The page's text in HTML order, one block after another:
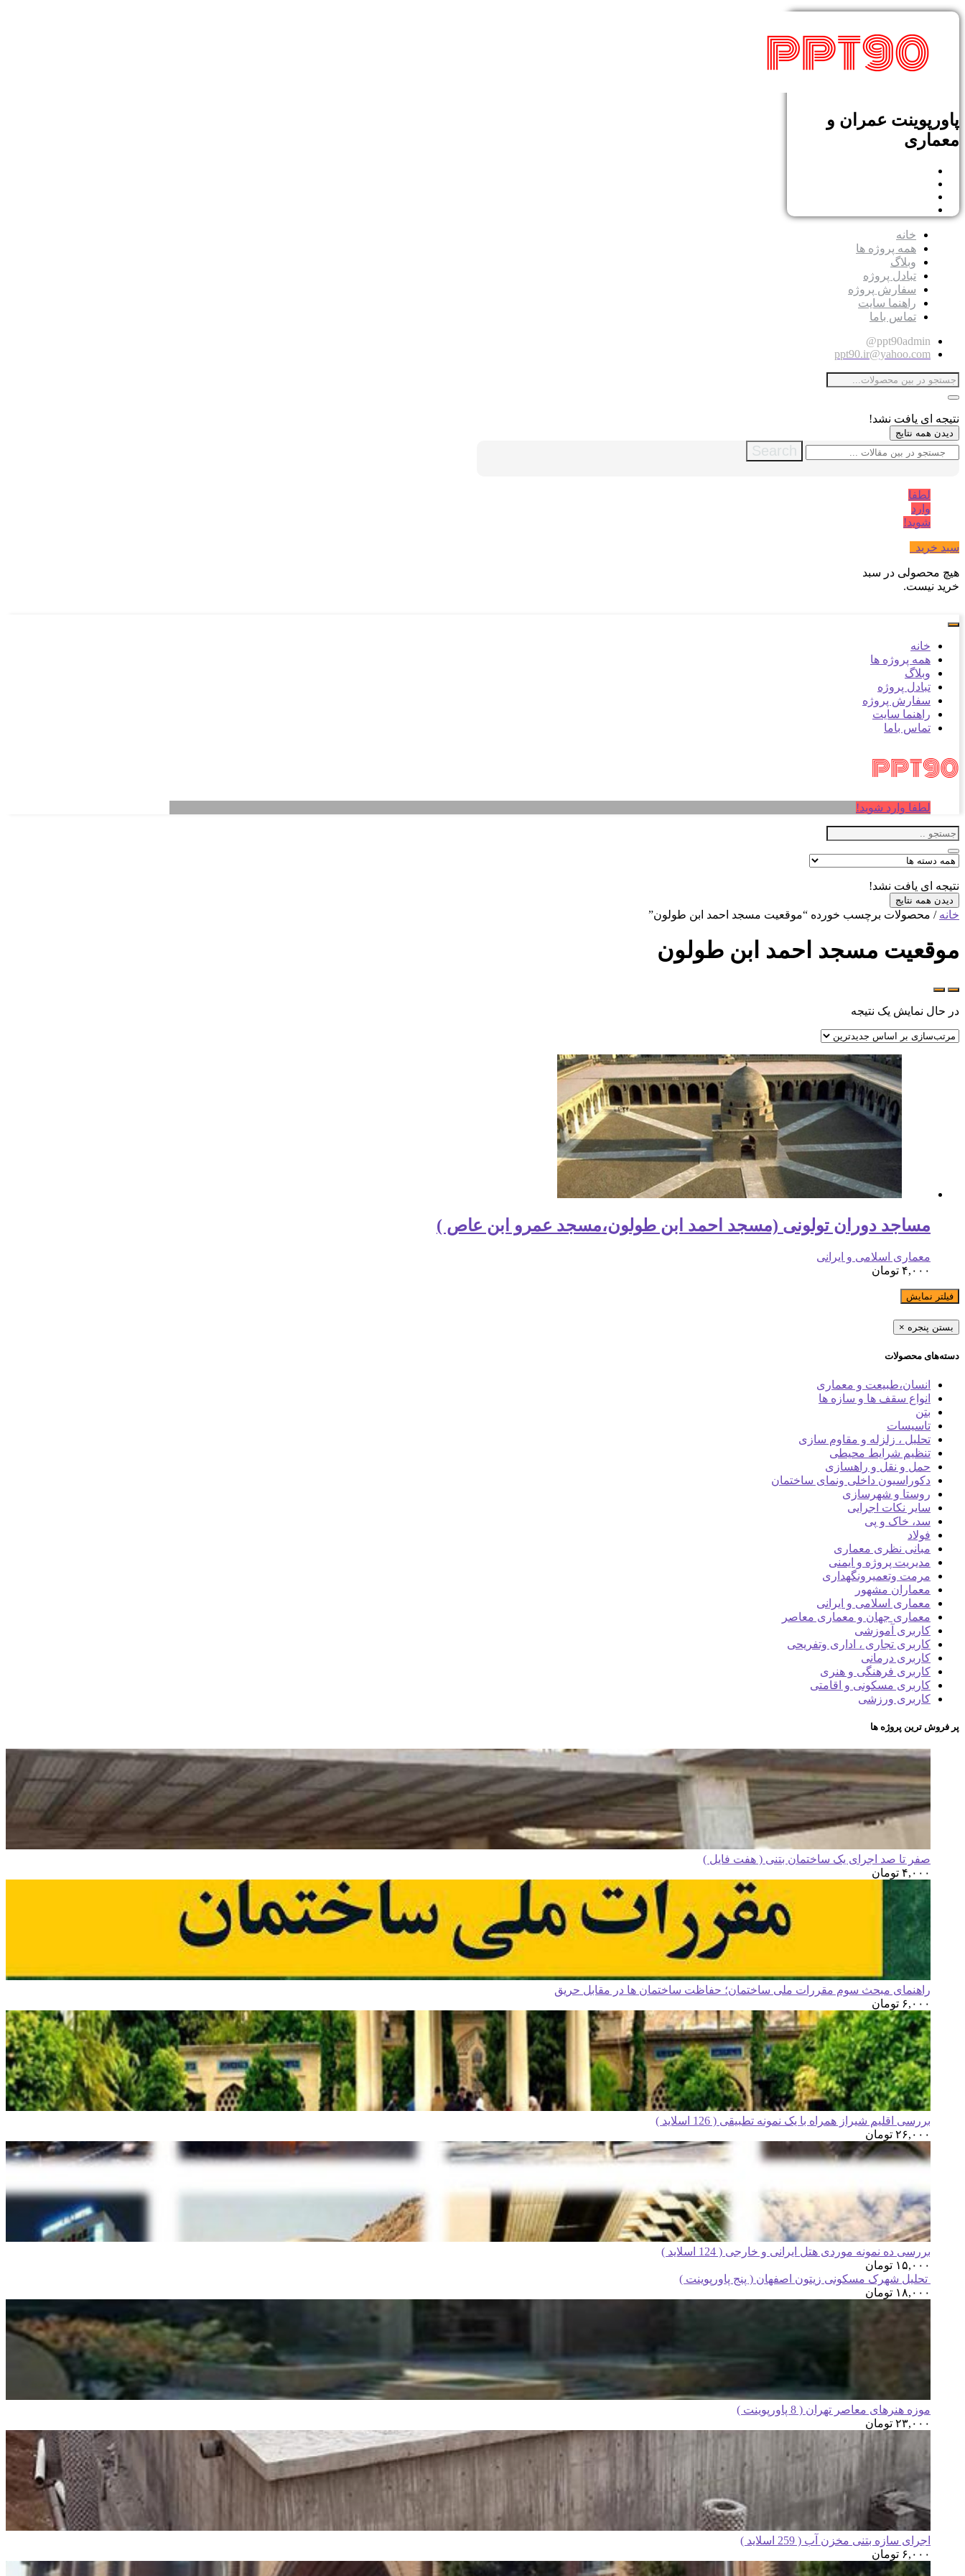
پاورپوینت عمران و
معماری
خانه
همه پروژه ها
وبلاگ
تبادل پروژه
سفارش پروژه
راهنما سایت
تماس باما
ppt90admin@
ppt90.ir@yahoo.com
نتیجه ای یافت نشد!
دیدن همه نتایج
Search
لطفا
وارد
شوید!
سبد خرید
هیچ محصولی در سبد
خرید نیست.
خانه
همه پروژه ها
وبلاگ
تبادل پروژه
سفارش پروژه
راهنما سایت
تماس باما
لطفا وارد شوید!
نتیجه ای یافت نشد!
دیدن همه نتایج
خانه / محصولات برچسب خورده “موقعیت مسجد احمد ابن طولون”
موقعیت مسجد احمد ابن طولون
در حال نمایش یک نتیجه
مساجد دوران تولونی (مسجد احمد ابن طولون،مسجد عمرو ابن عاص )
معماری اسلامی و ایرانی
۴,۰۰۰ تومان
فیلتر نمایش
بستن پنجره ×
دسته‌های محصولات
انسان،طبیعت و معماری
انواع سقف ها و سازه ها
بتن
تاسیسات
تحلیل ، زلزله و مقاوم سازی
تنظیم شرایط محیطی
حمل و نقل و راهسازی
دکوراسیون داخلی ونمای ساختمان
روستا و شهرسازی
سایر نکات اجرایی
سد، خاک و پی
فولاد
مبانی نظری معماری
مدیریت پروژه و ایمنی
مرمت وتعمیرونگهداری
معماران مشهور
معماری اسلامی و ایرانی
معماری جهان و معماری معاصر
کاربری آموزشی
کاربری تجاری ، اداری وتفریحی
کاربری درمانی
کاربری فرهنگی و هنری
کاربری مسکونی و اقامتی
کاربری ورزشی
پر فروش ترین پروژه ها
صفر تا صد اجرای یک ساختمان بتنی ( هفت فایل )
۴,۰۰۰ تومان
راهنمای مبحث سوم مقررات ملی ساختمان؛ حفاظت ساختمان ها در مقابل حریق
۶,۰۰۰ تومان
بررسی اقلیم شیراز همراه با یک نمونه تطبیقی ( 126 اسلاید )
۲۶,۰۰۰ تومان
بررسی ده نمونه موردی هتل ایرانی و خارجی ( 124 اسلاید )
۱۵,۰۰۰ تومان
تحلیل شهرک مسکونی زیتون اصفهان ( پنج پاورپوینت )
۱۸,۰۰۰ تومان
موزه هنرهای معاصر تهران ( 8 پاورپوینت )
۲۳,۰۰۰ تومان
اجرای سازه بتنی مخزن آب ( 259 اسلاید )
۶,۰۰۰ تومان